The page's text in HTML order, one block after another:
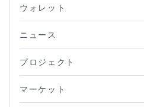
ウォレット
ニュース
プロジェクト
マーケット